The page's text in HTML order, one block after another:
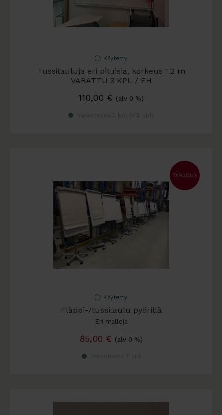
Käytetty
Tussitauluja eri pituisia, korkeus 1.2 m
VARATTU 3 KPL / EH
110,00 € (alv 0 %)
Käytetty
Fläppi-/tussitaulu pyörillä
Eri malleja
85,00 € (alv 0 %)